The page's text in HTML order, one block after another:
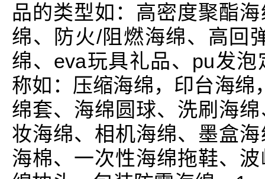
品的类型如：高密度聚酯
绵、防火/阻燃海绵、高回
绵、eva玩具礼品、pu发
称如：压缩海绵，印台海绵
绵套、海绵圆球、洗刷海
妆海绵、相机海绵、墨盒
海棉、一次性海绵拖鞋、